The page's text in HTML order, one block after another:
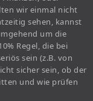
wir einmal nicht
sehen, kannst
um die
Regel, die bei
sein (z.B. von
sicher sein, ob der
und wie prüfen